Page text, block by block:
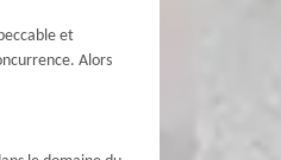
et
Alors